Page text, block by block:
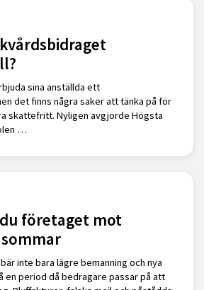
sina anställda ett
det finns några saker att tänka på för
skattefritt. Nyligen avgjorde Högsta
…
företaget mot
inte bara lägre bemanning och nya
en period då bedragare passar på att